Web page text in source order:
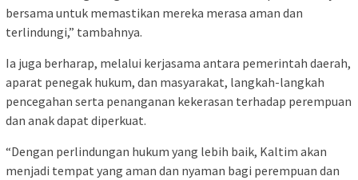
bersama untuk memastikan mereka merasa aman dan
terlindungi,” tambahnya.
Ia juga berharap, melalui kerjasama antara pemerintah daerah,
aparat penegak hukum, dan masyarakat, langkah-langkah
pencegahan serta penanganan kekerasan terhadap perempuan
dan anak dapat diperkuat.
“Dengan perlindungan hukum yang lebih baik, Kaltim akan
menjadi tempat yang aman dan nyaman bagi perempuan dan